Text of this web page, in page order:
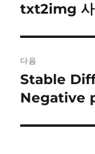
비
게
이
션
전
txt2img 사
다음
다
음
Stable
Negative